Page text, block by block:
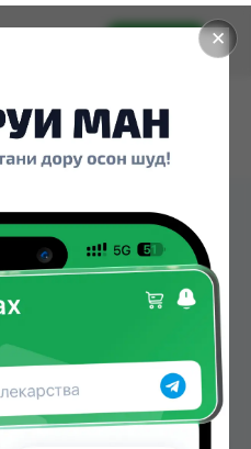
✕
Установить
200МГ ТБ
можно купить или
Нур (Nur), Арча, Дору
Дорухона